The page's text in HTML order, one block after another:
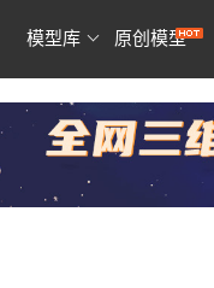
模型库 原创模型